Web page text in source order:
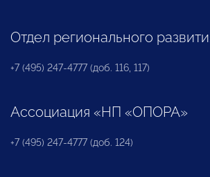
Отдел регионального
+7 (495) 247-4777 (доб. 116, 117)
Ассоциация «НП «ОПОРА»
+7 (495) 247-4777 (доб. 124)